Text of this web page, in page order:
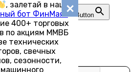
, залетай в наш
бот ФинМаяк—
400+ торговых
по акциям ММВБ
технических
свечных
сезонности,
Search Button
скачивания